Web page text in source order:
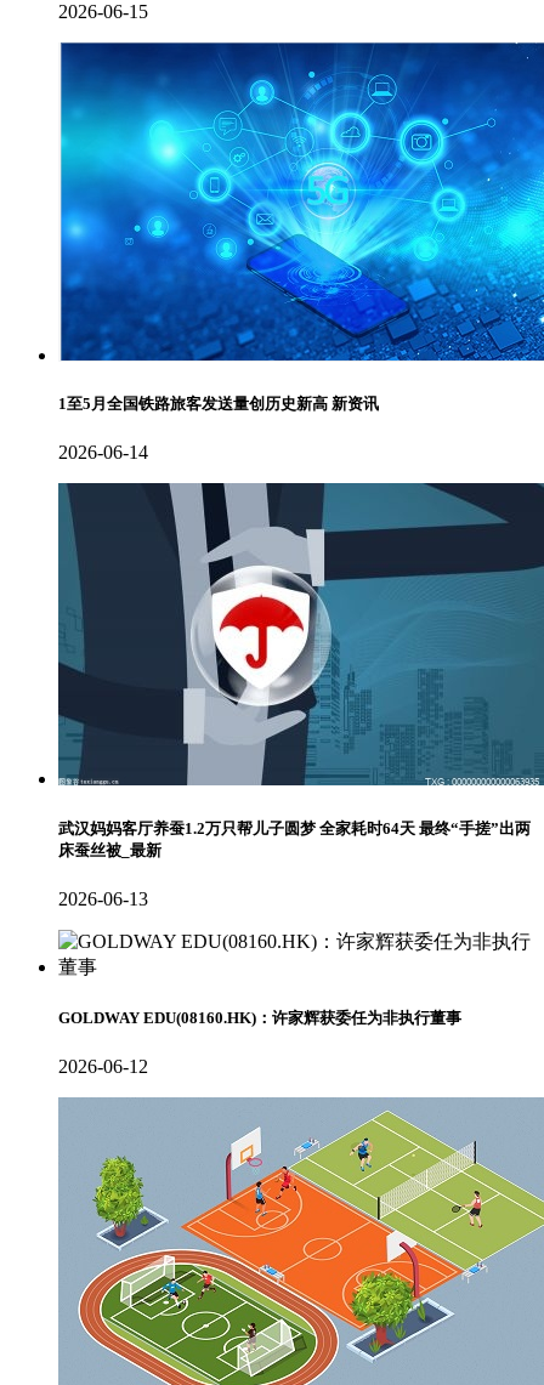
2026-06-15
1至5月全国铁路旅客发送量创历史新高 新资讯
2026-06-14
武汉妈妈客厅养蚕1.2万只帮儿子圆梦 全家耗时64天 最终“手搓”出两
床蚕丝被_最新
2026-06-13
GOLDWAY EDU(08160.HK)：许家辉获委任为非执行董事
2026-06-12